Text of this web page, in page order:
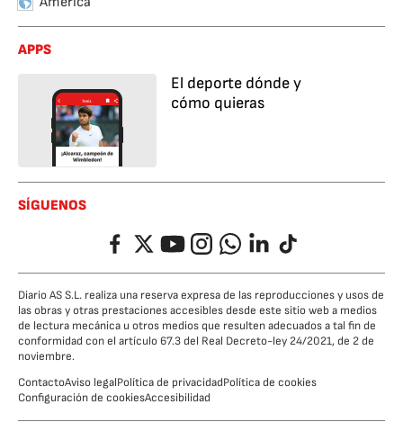
APPS
El deporte dónde y
cómo quieras
SÍGUENOS
FacebookTwitterYouTubeInstagramWhatsappLinkedIn
TikTok
Diario AS S.L. realiza una reserva expresa de las reproducciones y usos de
las obras y otras prestaciones accesibles desde este sitio web a medios
de lectura mecánica u otros medios que resulten adecuados a tal fin de
conformidad con el artículo 67.3 del Real Decreto-ley 24/2021, de 2 de
noviembre.
ContactoAviso legalPolítica de privacidadPolítica de cookies
Configuración de cookiesAccesibilidad